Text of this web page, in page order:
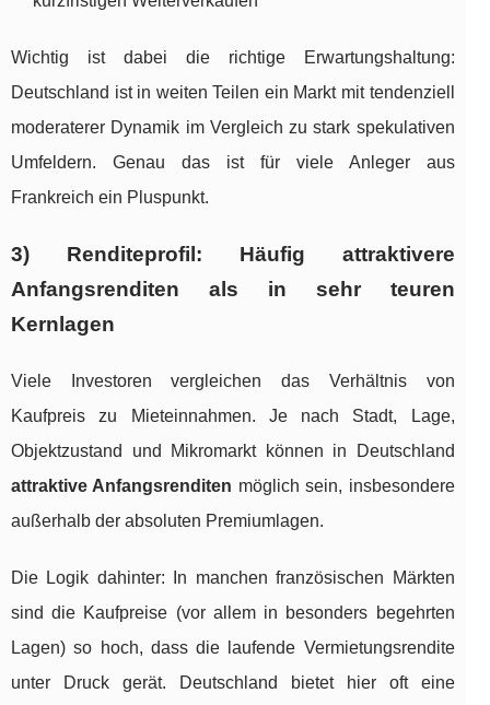
Wichtig ist dabei die richtige Erwartungshaltung:
Deutschland ist in weiten Teilen ein Markt mit tendenziell
moderaterer Dynamik im Vergleich zu stark spekulativen
Umfeldern. Genau das ist für viele Anleger aus
Frankreich ein Pluspunkt.
3) Renditeprofil: Häufig attraktivere
Anfangsrenditen als in sehr teuren
Kernlagen
Viele Investoren vergleichen das Verhältnis von
Kaufpreis zu Mieteinnahmen. Je nach Stadt, Lage,
Objektzustand und Mikromarkt können in Deutschland
attraktive Anfangsrenditen möglich sein, insbesondere
außerhalb der absoluten Premiumlagen.
Die Logik dahinter: In manchen französischen Märkten
sind die Kaufpreise (vor allem in besonders begehrten
Lagen) so hoch, dass die laufende Vermietungsrendite
unter Druck gerät. Deutschland bietet hier oft eine